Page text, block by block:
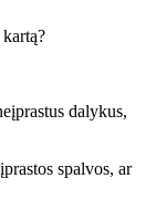
dalykus,
spalvos, ar